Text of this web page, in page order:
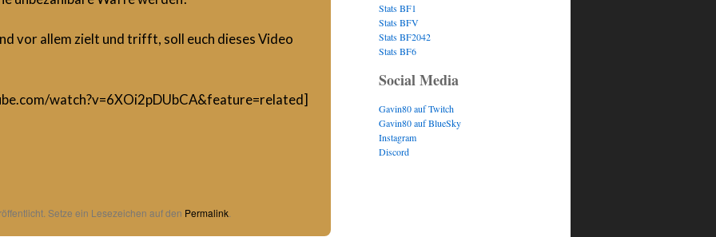
vor allem zielt und trifft, soll euch dieses Video
watch?v=6XOi2pDUbCA&feature=related]
Setze ein Lesezeichen auf den Permalink
Stats BF1
Stats BFV
Stats BF2042
Stats BF6
Social Media
Gavin80 auf Twitch
Gavin80 auf BlueSky
Instagram
Discord